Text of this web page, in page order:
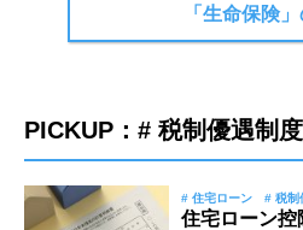
「生命保険
PICKUP：# 税制優遇制度
# 住宅ローン # 税制
住宅ローン控